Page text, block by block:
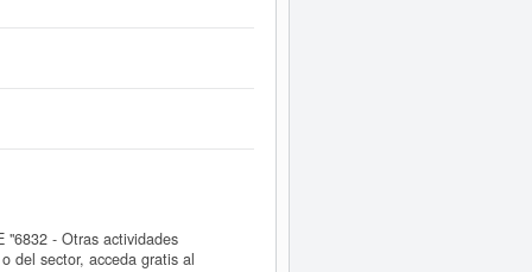
"6832 - Otras actividades
del sector, acceda gratis al